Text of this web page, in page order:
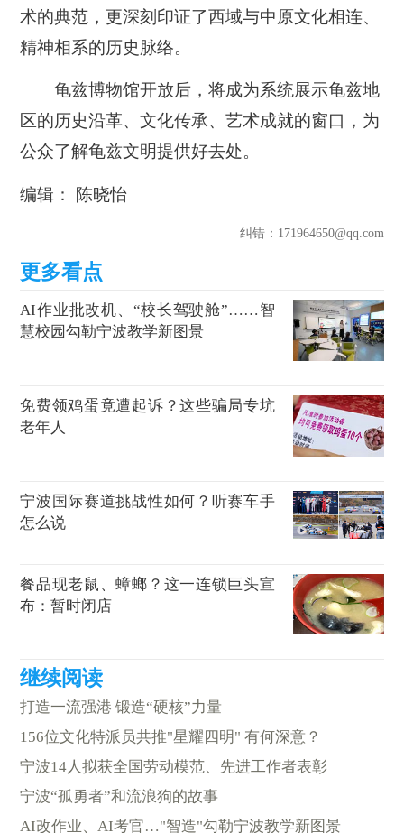
术的典范，更深刻印证了西域与中原文化相连、
精神相系的历史脉络。
龟兹博物馆开放后，将成为系统展示龟兹地
区的历史沿革、文化传承、艺术成就的窗口，为
公众了解龟兹文明提供好去处。
编辑： 陈晓怡
纠错：171964650@qq.com
AI作业批改机、“校长驾驶舱”……智
慧校园勾勒宁波教学新图景
免费领鸡蛋竟遭起诉？这些骗局专坑
老年人
宁波国际赛道挑战性如何？听赛车手
怎么说
餐品现老鼠、蟑螂？这一连锁巨头宣
布：暂时闭店
打造一流强港 锻造“硬核”力量
156位文化特派员共推"星耀四明" 有何深意？
宁波14人拟获全国劳动模范、先进工作者表彰
宁波“孤勇者”和流浪狗的故事
AI改作业、AI考官…"智造"勾勒宁波教学新图景